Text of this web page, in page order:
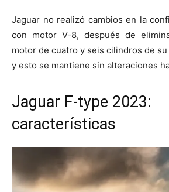
Jaguar no realizó cambios en la
con motor V-8, después de
motor de cuatro y seis cilindros de
y esto se mantiene sin alteraciones
Jaguar F-type 2023:
características